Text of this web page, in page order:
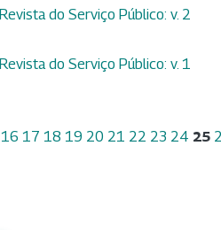
Revista do Serviço Público: v. 2
Revista do Serviço Público: v. 1
16 17 18 19 20 21 22 23 24 25